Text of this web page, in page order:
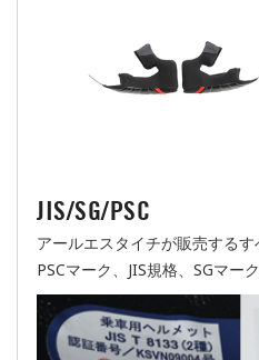
JIS/SG/PSC
アールエスタイチが販売するす
PSCマーク、JIS規格、SGマー